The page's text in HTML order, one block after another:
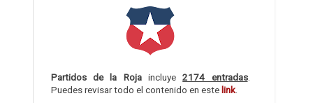
Partidos de la Rojaincluye2174 entradas.
Puedes revisar todo el contenido en estelink.